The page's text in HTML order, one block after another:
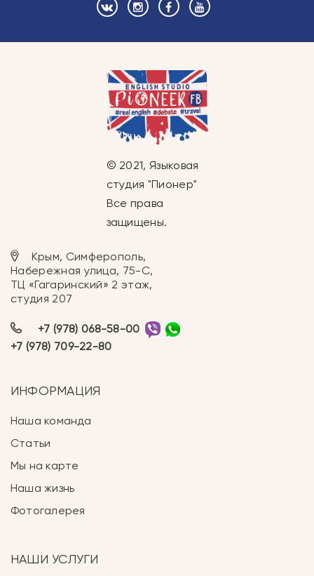
© 2021, Языковая
студия "Пионер"
Все права
защищены.
Крым, Симферополь,
Набережная улица, 75-С,
ТЦ «Гагаринский» 2 этаж,
студия 207
+7 (978) 068-58-00
+7 (978) 709-22-80
ИНФОРМАЦИЯ
Наша команда
Статьи
Мы на карте
Наша жизнь
Фотогалерея
НАШИ УСЛУГИ